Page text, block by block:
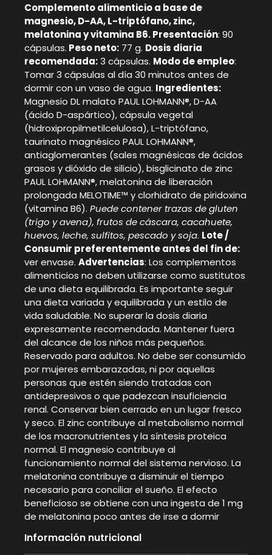
Complemento alimenticio a base de
magnesio, D-AA, L-triptófano, zinc,
melatonina y vitamina B6. Presentación: 90
cápsulas. Peso neto: 77 g. Dosis diaria
recomendada:3 cápsulas. Modo de empleo:
Tomar 3 cápsulas al día 30 minutos antes de
dormir con un vaso de agua. Ingredientes:
Magnesio DL malato PAUL LOHMANN®, D-AA
(ácido D-aspártico), cápsula vegetal
(hidroxipropilmetilcelulosa), L-triptófano,
taurinato magnésico PAUL LOHMANN®,
antiaglomerantes (sales magnésicas de ácidos
grasos y dióxido de silicio), bisglicinato de zinc
PAUL LOHMANN®, melatonina de liberación
prolongada MELOTIME™ y clorhidrato de piridoxina
(vitamina B6). Puede contener trazas de gluten
(trigo y avena), frutos de cáscara, cacahuete,
huevos, leche, sulfitos, pescado y soja. Lote /
Consumir preferentemente antes del fin de:
ver envase. Advertencias: Los complementos
alimenticios no deben utilizarse como sustitutos
de una dieta equilibrada. Es importante seguir
una dieta variada y equilibrada y un estilo de
vida saludable. No superar la dosis diaria
expresamente recomendada. Mantener fuera
del alcance de los niños más pequeños.
Reservado para adultos. No debe ser consumido
por mujeres embarazadas, ni por aquellas
personas que estén siendo tratadas con
antidepresivos o que padezcan insuficiencia
renal. Conservar bien cerrado en un lugar fresco
y seco. El zinc contribuye al metabolismo normal
de los macronutrientes y la síntesis proteica
normal. El magnesio contribuye al
funcionamiento normal del sistema nervioso. La
melatonina contribuye a disminuir el tiempo
necesario para conciliar el sueño. El efecto
beneficioso se obtiene con una ingesta de 1 mg
de melatonina poco antes de irse a dormir
Información nutricional